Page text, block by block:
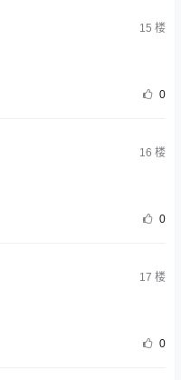
15 楼
0
16 楼
0
17 楼
0